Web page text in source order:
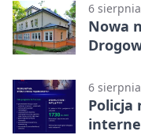
6
Nowa
6
Policja